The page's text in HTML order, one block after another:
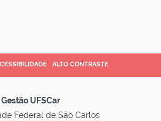
ALTO CONTRASTE
Gestão UFSCar
Federal de São Carlos